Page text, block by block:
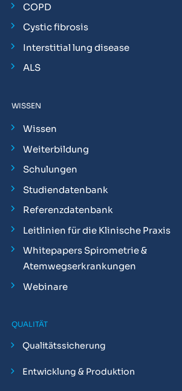
COPD
Cystic fibrosis
Interstitial lung disease
ALS
WISSEN
Wissen
Weiterbildung
Schulungen
Studiendatenbank
Referenzdatenbank
Leitlinien für die Klinische Praxis
Whitepapers Spirometrie &
Atemwegserkrankungen
Webinare
QUALITÄT
Qualitätssicherung
Entwicklung & Produktion